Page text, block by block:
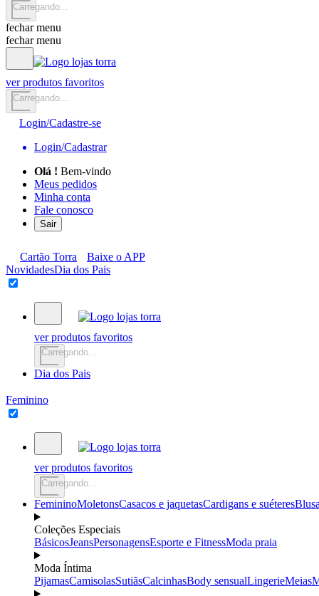
Carregando...
fechar menu
fechar menu
ver produtos favoritos
Carregando...
Login/Cadastre-se
Login/Cadastrar
Olá ! Bem-vindo
Meus pedidos
Minha conta
Fale conosco
Sair
Cartão Torra
Baixe o APP
NovidadesDia dos Pais
ver produtos favoritos
Carregando...
Dia dos Pais
Feminino
ver produtos favoritos
Carregando...
FemininoMoletonsCasacos e jaquetasCardigans e suéteres
Coleções Especiais
BásicosJeansPersonagensEsporte e FitnessModa praia
Moda Íntima
PijamasCamisolasSutiãsCalcinhasBody sensualLingerieMeias